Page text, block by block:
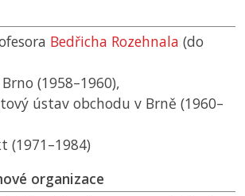
Bedřicha Rozehnala (do
(1958–1960),
ústav obchodu v Brně (1960–
(1971–1984)
organizace